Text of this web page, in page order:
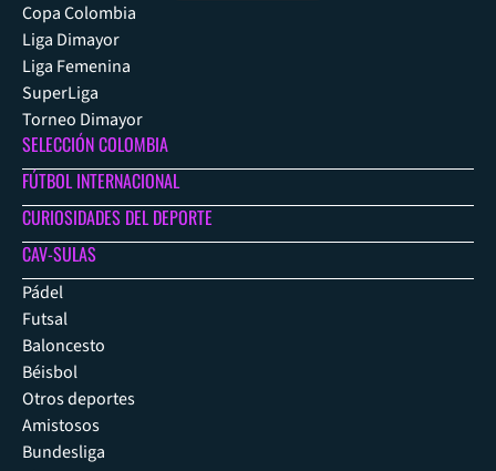
Copa Colombia
Liga Dimayor
Liga Femenina
SuperLiga
Torneo Dimayor
SELECCIÓN COLOMBIA
FÚTBOL INTERNACIONAL
CURIOSIDADES DEL DEPORTE
CAV-SULAS
Pádel
Futsal
Baloncesto
Béisbol
Otros deportes
Amistosos
Bundesliga